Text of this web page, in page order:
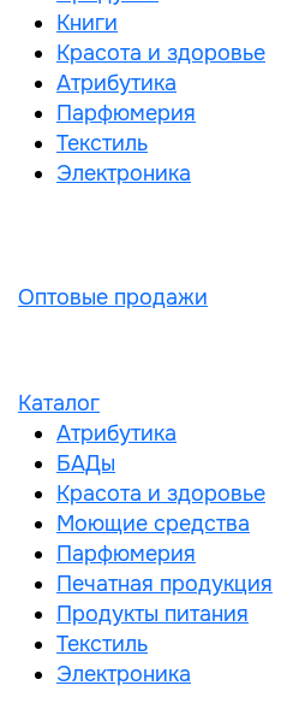
Книги
Красота и здоровье
Атрибутика
Парфюмерия
Текстиль
Электроника
Оптовые продажи
Каталог
Атрибутика
БАДы
Красота и здоровье
Моющие средства
Парфюмерия
Печатная продукция
Продукты питания
Текстиль
Электроника